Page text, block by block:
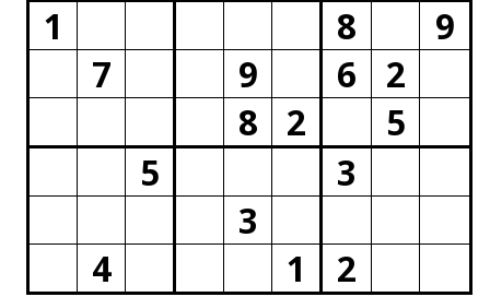
1
8
9
7
9 6
2
8
2
5
5
3
3
4
1 2